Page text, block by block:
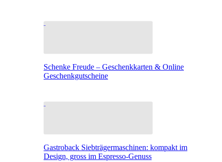
Schenke Freude – Geschenkkarten & Online
Geschenkgutscheine
Gastroback Siebträgermaschinen: kompakt im
Design, gross im Espresso-Genuss